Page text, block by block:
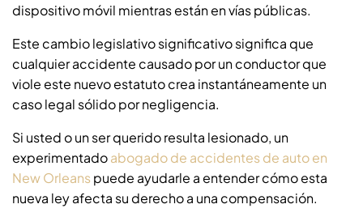
dispositivo móvil mientras están en vías públicas.
Este cambio legislativo significativo significa que
cualquier accidente causado por un conductor que
viole este nuevo estatuto crea instantáneamente un
caso legal sólido por negligencia.
Si usted o un ser querido resulta lesionado, un
experimentadoabogado de accidentes de auto en
New Orleanspuede ayudarle a entender cómo esta
nueva ley afecta su derecho a una compensación.